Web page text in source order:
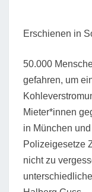
Erschienen in
50.000
gefahren, um
Mieter*innen
in München
Polizeigesetze
nicht zu